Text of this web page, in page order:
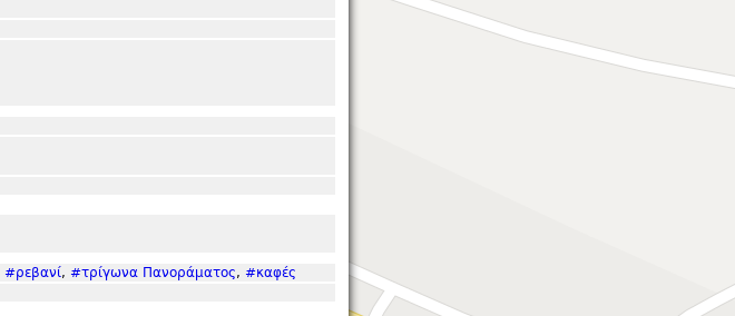
#ρεβανί, #τρίγωνα Πανοράματος, #καφές